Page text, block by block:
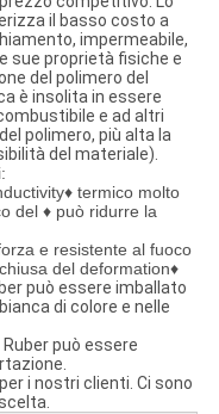
il basso costo a
impermeabile,
sue proprietà fisiche e
del polimero del
è insolita in essere
e ad altri
polimero, più alta la
del materiale).
termico molto
del ♦ può ridurre la
e resistente al fuoco
del deformation♦
può essere imballato
di colore e nelle
può essere
i nostri clienti. Ci sono